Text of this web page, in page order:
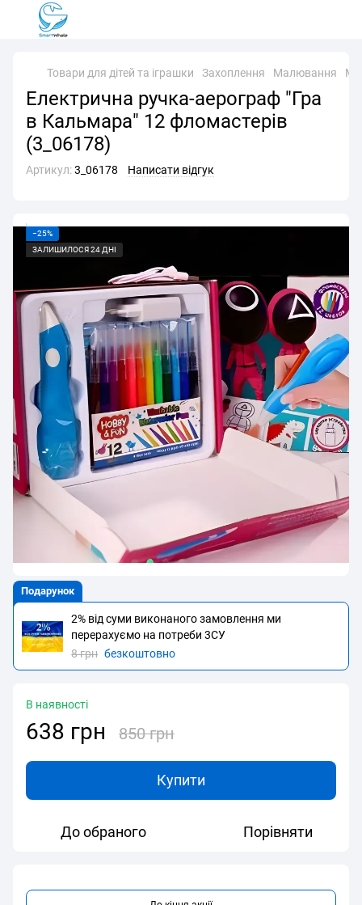
Товари для дітей та іграшки Захоплення Малювання
Електрична ручка-аерограф "Гра
в Кальмара" 12 фломастерів
(3_06178)
Артикул:3_06178 Написати відгук
−25%
ЗАЛИШИЛОСЯ 24 ДНІ
Подарунок
2% від суми виконаного замовлення ми
перерахуємо на потреби 3CУ
8 грн безкоштовно
В наявності
638 грн 850 грн
Купити
До обраного Порівняти